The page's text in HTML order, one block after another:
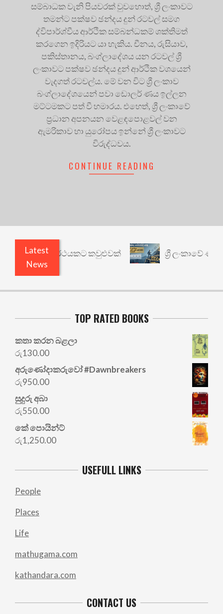
සම්බාධක වැනි පියවරක් වුවහොත්, ශ්‍රී ලංකාවට
තමන්ට පක්ෂව ඡන්දය දුන් රටවල් සමග
ද්විපාර්ශ්වීය ආර්ථික සම්බන්ධකම් ශක්තිමත්
කරගෙන ඉදිරියට යා හැකිය. චීනය, රුසියාව,
පකිස්තානය, බංග්ලාදේශය යන රටවල් ශ්‍රී
ලංකාවට පක්ෂව ඡන්දය දුන් ආර්ථික වශයෙන්
වැදගත් රටවල්ය. මේ වන විට ශ්‍රී ලංකාව
බංග්ලාදේශයෙන් පවා ඩොලර් ණය ඉල්ලන
මට්ටමකට පත් වී හමාරය. එහෙත්, ශ්‍රී ලංකාවේ
ප්‍රධාන අපනයන වෙළඳපොළවල් වන
ඇමරිකාව හා යුරෝපය ඉන්නේ ශ්‍රී ලංකාවට
විරුද්ධවය.
CONTINUE READING
Latest
News
වෙනත් යථාර්ථයකට කවුළුවක් ශ්‍රී ලංකාවේ ණය
TOP RATED BOOKS
කතා කරන බළලා
රු130.00
අරු‍ණෝදාකරුවෝ #Dawnbreakers
රු950.00
සුදුරු අබා
රු550.00
කේ පොයින්ට්
රු1,250.00
USEFULL LINKS
People
Places
Life
mathugama.com
kathandara.com
CONTACT US